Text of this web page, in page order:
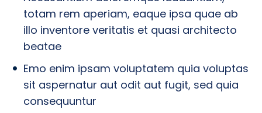
totam rem aperiam, eaque ipsa quae ab
illo inventore veritatis et quasi architecto
beatae
Emo enim ipsam voluptatem quia voluptas
sit aspernatur aut odit aut fugit, sed quia
consequuntur